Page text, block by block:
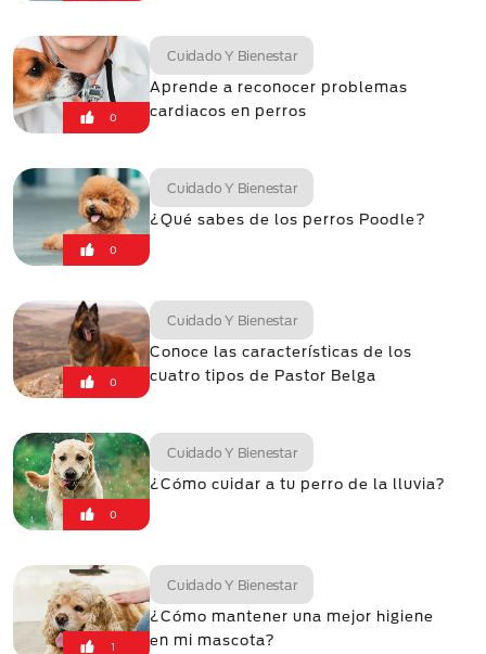
0
Cuidado Y Bienestar
Aprende a reconocer problemas
cardiacos en perros
0
Cuidado Y Bienestar
¿Qué sabes de los perros Poodle?
0
Cuidado Y Bienestar
Conoce las características de los
cuatro tipos de Pastor Belga
0
Cuidado Y Bienestar
¿Cómo cuidar a tu perro de la lluvia?
1
Cuidado Y Bienestar
¿Cómo mantener una mejor higiene
en mi mascota?